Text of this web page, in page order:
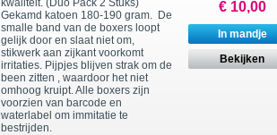
kwaliteit. (Duo Pack 2 Stuks)
Gekamd katoen 180-190 gram. De
smalle band van de boxers loopt
gelijk door en slaat niet om,
stikwerk aan zijkant voorkomt
irritaties. Pijpjes blijven strak om de
been zitten , waardoor het niet
omhoog kruipt. Alle boxers zijn
voorzien van barcode en
waterlabel om immitatie te
bestrijden.
€ 10,00
In mandje
Bekijken